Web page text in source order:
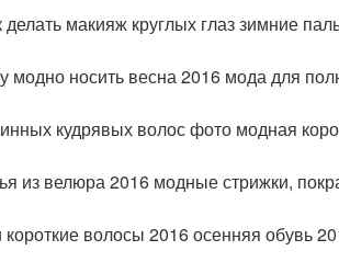
макияж круглых глаз зимние
модно носить весна 2016 мода для
кудрявых волос фото модная
из велюра 2016 модные стрижки,
волосы 2016 осенняя обувь